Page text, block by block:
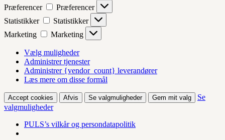
Præferencer
Præferencer
Statistikker
Statistikker
Marketing
Marketing
Vælg muligheder
Administrer tjenester
Administrer {vendor_count} leverandører
Læs mere om disse formål
Accept cookies Afvis Se valgmuligheder Gem mit valg
Se
valgmuligheder
PULS’s vilkår og persondatapolitik